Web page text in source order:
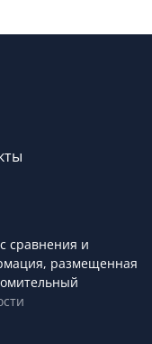
cравнения и
размещенная